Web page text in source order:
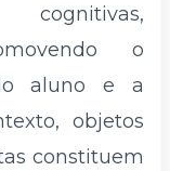
cognitivas,
o
aluno e a
objetos
constituem